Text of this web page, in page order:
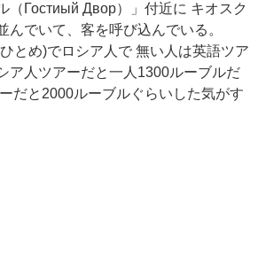
（Гостиый Двор）」付近に キオスク
んでいて、客を呼び込んでいる。
とめ)でロシア人で 無い人は英語ツア
ア人ツアーだと一人1300ルーブルだ
だと2000ルーブルぐらいした気がす